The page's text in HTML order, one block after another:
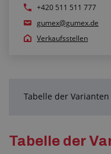
Bandfarbe:
Haftung auf
mm
Gute Beständigkeit
+420 511 511 777
gumex@gumex.de
Verkaufsstellen
Tabelle der Varianten
Tabelle der